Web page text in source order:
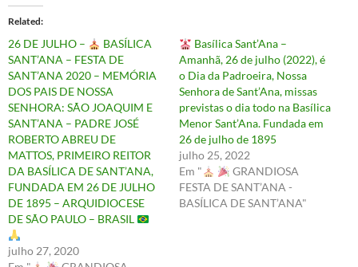
Related
26 DE JULHO –
BASÍLICA
SANT’ANA – FESTA DE
SANT’ANA 2020 – MEMÓRIA
DOS PAIS DE NOSSA
SENHORA: SÃO JOAQUIM E
SANT’ANA – PADRE JOSÉ
ROBERTO ABREU DE
MATTOS, PRIMEIRO REITOR
DA BASÍLICA DE SANT’ANA,
FUNDADA EM 26 DE JULHO
DE 1895 – ARQUIDIOCESE
DE SÃO PAULO – BRASIL
julho 27, 2020
Basílica Sant’Ana –
Amanhã, 26 de julho (2022), é
o Dia da Padroeira, Nossa
Senhora de Sant’Ana, missas
previstas o dia todo na Basílica
Menor Sant’Ana. Fundada em
26 de julho de 1895
julho 25, 2022
Em "
GRANDIOSA
FESTA DE SANT’ANA -
BASÍLICA DE SANT’ANA"